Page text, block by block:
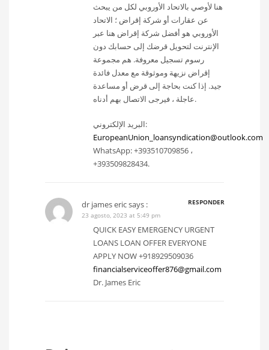
هنا لأوصي بالاتحاد الأوروبي لكل من يبحث
عن عقارات أو شركة إقراض ؛ الاتحاد
الأوروبي هو أفضل شركة إقراض هنا عبر
الإنترنت لتحويل قرضك إلى حسابك دون
رسوم تسجيل معروفة. هم مجموعة
إقراض نزيهة وموثوقة مع معدل فائدة
جيد. إذا كنت بحاجة إلى قرض أو مساعدة
عاجلة ، فيرجى الاتصال بهم أدناه.
البريد الإلكتروني:
EuropeanUnion_loansyndication@outlook.com
WhatsApp: +393510709856 ،
+393509828434.
dr james ericsays :
RESPONDER
23 agosto, 2023 at 5:49 pm
QUICK EASY EMERGENCY URGENT
LOANS LOAN OFFER EVERYONE
APPLY NOW +918929509036
financialserviceoffer876@gmail.com
Dr. James Eric